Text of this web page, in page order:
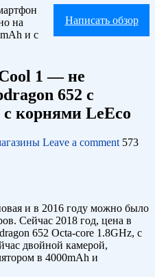
Написать обзор
на
и с
1 — не
652 с
с корнями LeEco
Leave a comment 573
и в 2016 году можно было
Сейчас 2018 год, цена в
652 Octa-core 1.8GHz, с
двойной камерой,
в 4000mAh и